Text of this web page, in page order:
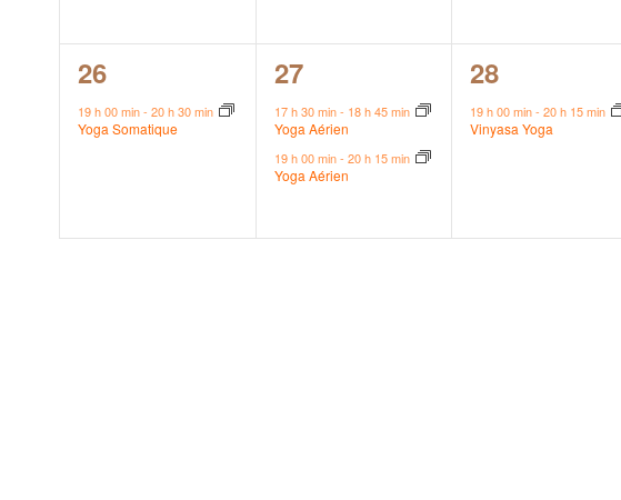
1
évènement,
26
19 h 00 min- 20 h 30 min
Yoga Somatique
2
évènements,
27
17 h 30 min- 18 h 45 min
Yoga Aérien
19 h 00 min- 20 h 15 min
Yoga Aérien
1
évènement,
28
19 h 00 min-20 h 15 min
Vinyasa Yoga